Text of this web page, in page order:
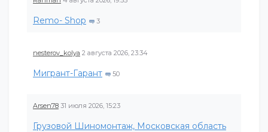
Remo- Shop 3
nesterov_kolya 2 августа 2026, 23:34
Мигрант-Гарант 50
Arsen78 31 июля 2026, 15:23
Грузовой Шиномонтаж, Московская область